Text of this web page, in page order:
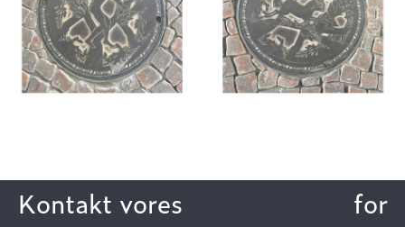
Kontakt vores
for